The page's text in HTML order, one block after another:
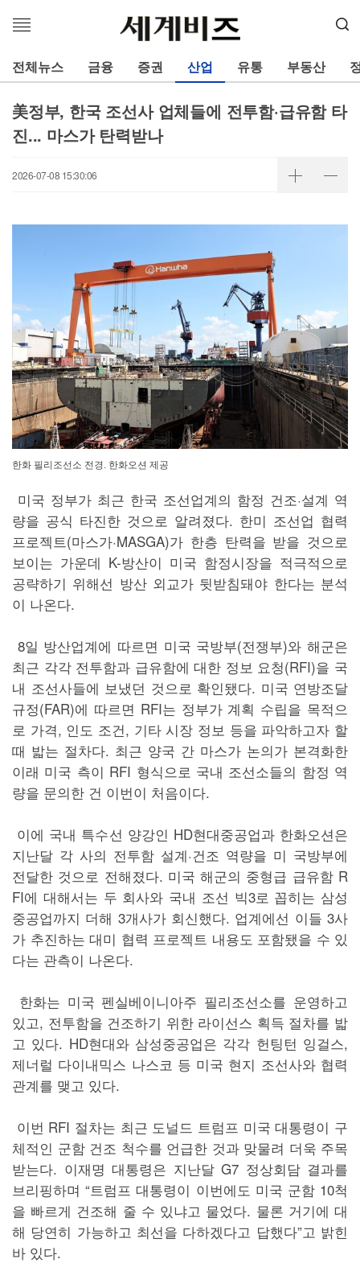
메
열
기
전체뉴스 금융 증권 산업 유통 부동산
美정부, 한국 조선사 업체들에 전투함·급유함 타
진... 마스가 탄력받나
2026-07-08 15:30:06
한화 필리조선소 전경. 한화오션 제공
미국 정부가 최근 한국 조선업계의 함정 건조·설계 역
량을 공식 타진한 것으로 알려졌다. 한미 조선업 협력
프로젝트(마스가·MASGA)가 한층 탄력을 받을 것으로
보이는 가운데 K-방산이 미국 함정시장을 적극적으로
공략하기 위해선 방산 외교가 뒷받침돼야 한다는 분석
이 나온다.
8일 방산업계에 따르면 미국 국방부(전쟁부)와 해군은
최근 각각 전투함과 급유함에 대한 정보 요청(RFI)을 국
내 조선사들에 보냈던 것으로 확인됐다. 미국 연방조달
규정(FAR)에 따르면 RFI는 정부가 계획 수립을 목적으
로 가격, 인도 조건, 기타 시장 정보 등을 파악하고자 할
때 밟는 절차다. 최근 양국 간 마스가 논의가 본격화한
이래 미국 측이 RFI 형식으로 국내 조선소들의 함정 역
량을 문의한 건 이번이 처음이다.
이에 국내 특수선 양강인 HD현대중공업과 한화오션은
지난달 각 사의 전투함 설계·건조 역량을 미 국방부에
전달한 것으로 전해졌다. 미국 해군의 중형급 급유함 R
FI에 대해서는 두 회사와 국내 조선 빅3로 꼽히는 삼성
중공업까지 더해 3개사가 회신했다. 업계에선 이들 3사
가 추진하는 대미 협력 프로젝트 내용도 포함됐을 수 있
다는 관측이 나온다.
한화는 미국 펜실베이니아주 필리조선소를 운영하고
있고, 전투함을 건조하기 위한 라이선스 획득 절차를 밟
고 있다. HD현대와 삼성중공업은 각각 헌팅턴 잉걸스,
제너럴 다이내믹스 나스코 등 미국 현지 조선사와 협력
관계를 맺고 있다.
이번 RFI 절차는 최근 도널드 트럼프 미국 대통령이 구
체적인 군함 건조 척수를 언급한 것과 맞물려 더욱 주목
받는다. 이재명 대통령은 지난달 G7 정상회담 결과를
브리핑하며 “트럼프 대통령이 이번에도 미국 군함 10척
을 빠르게 건조해 줄 수 있냐고 물었다. 물론 거기에 대
해 당연히 가능하고 최선을 다하겠다고 답했다”고 밝힌
바 있다.